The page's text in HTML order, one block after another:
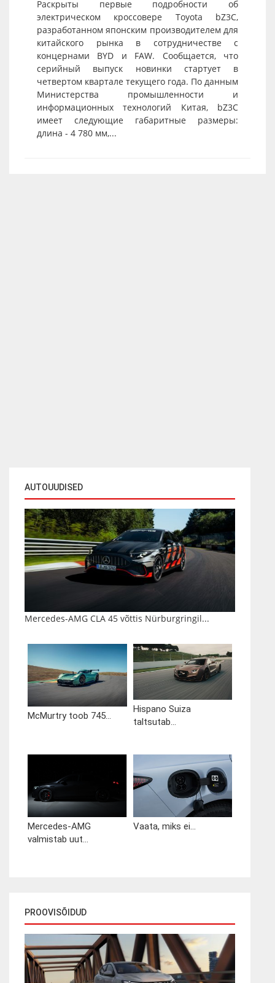
AUTOUUDISED
Mercedes-AMG CLA 45 võttis Nürburgringil...
McMurtry toob 745...
Hispano Suiza
taltsutab...
Mercedes-AMG
valmistab uut...
Vaata, miks ei...
PROOVISÕIDUD
Раскрыты первые подробности об
электрическом кроссовере Toyota bZ3C,
разработанном японским производителем для
китайского рынка в сотрудничестве с
концернами BYD и FAW. Сообщается, что
серийный выпуск новинки стартует в
четвертом квартале текущего года. По данным
Министерства промышленности и
информационных технологий Китая, bZ3C
имеет следующие габаритные размеры:
длина - 4 780 мм,...